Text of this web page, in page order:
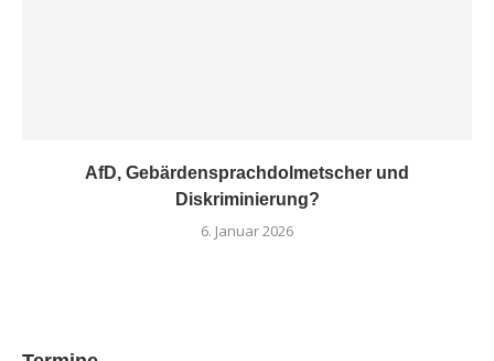
AfD, Gebärdensprachdolmetscher und
Diskriminierung?
6. Januar 2026